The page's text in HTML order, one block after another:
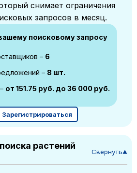
снимает ограничения
запросов в месяц.
поисковому запросу
– 6
– 8 шт.
от 151.75 руб. до 36 000 руб.
Зарегистрироваться
растений
Свернуть▼